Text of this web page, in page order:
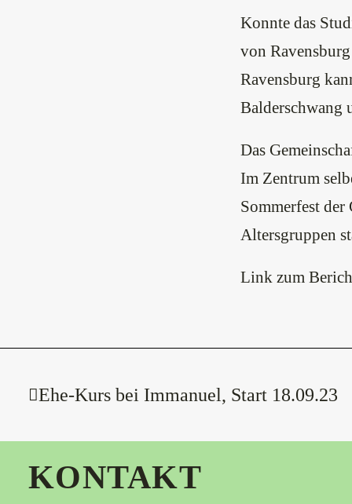
Konnte das
von
Ravensburg
Balderschwang
Das
Im Zentrum
Sommerfest
Altersgruppen
Link zum
Ehe-Kurs bei Immanuel, Start 18.09.23
KONTAKT